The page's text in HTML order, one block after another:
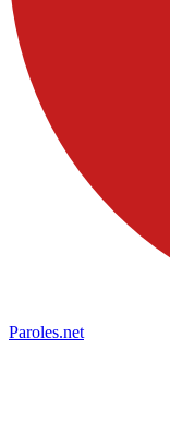
Paroles.net